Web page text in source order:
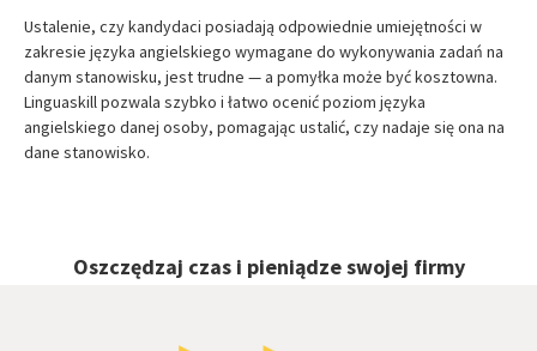
Ustalenie, czy kandydaci posiadają odpowiednie umiejętności w
zakresie języka angielskiego wymagane do wykonywania zadań na
danym stanowisku, jest trudne — a pomyłka może być kosztowna.
Linguaskill pozwala szybko i łatwo ocenić poziom języka
angielskiego danej osoby, pomagając ustalić, czy nadaje się ona na
dane stanowisko.
Oszczędzaj czas i pieniądze swojej firmy